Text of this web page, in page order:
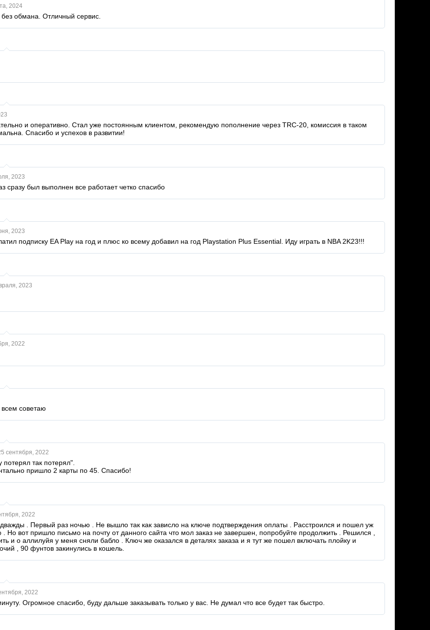
2024
обмана. Отличный сервис.
и оперативно. Стал уже постоянным клиентом, рекомендую пополнение через TRC-20, комиссия в таком
Спасибо и успехов в развитии!
2023
сразу был выполнен все работает четко спасибо
2023
подписку EA Play на год и плюс ко всему добавил на год Playstation Plus Essential. Иду играть в NBA 2K23!!!
2023
2022
советаю
сентября, 2022
так потерял".
пришло 2 карты по 45. Спасибо!
2022
. Первый раз ночью . Не вышло так как зависло на ключе подтверждения оплаты . Расстроился и пошел уж
. Но вот пришло письмо на почту от данного сайта что мол заказ не завершен, попробуйте продолжить . Решился ,
и о аллилуйя у меня сняли бабло . Ключ же оказался в деталях заказа и я тут же пошел включать плойку и
, 90 фунтов закинулись в кошель.
2022
Огромное спасибо, буду дальше заказывать только у вас. Не думал что все будет так быстро.